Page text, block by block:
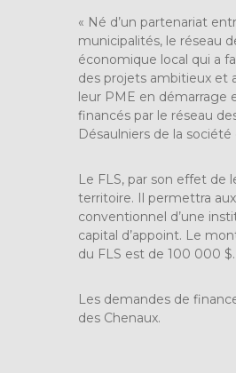
« Né d’un partenariat
municipalités, le réseau
économique local qui a
des projets ambitieux et
leur PME en démarrage
financés par le réseau
Désaulniers de la
Le FLS, par son effet de
territoire. Il permettra
conventionnel d’une
capital d’appoint. Le
du FLS est de 100 000 $.
Les demandes de
des Chenaux.